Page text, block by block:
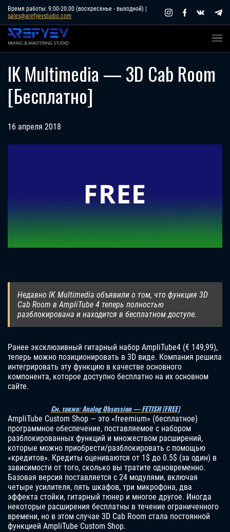
Skip
content
Время работы: 9:00-20:00 (воскресенье - выходной) |
sales@arefyevstudio.com
IK Multimedia — 3D Cab Room
[Бесплатно]
16 апреля 2018
Недавно IK Multimedia объявили о том, что функция 3D
Cab Room в AmpliTube 4 теперь полностью
разблокирована и находится в бесплатном доступе.
Ранее эксклюзивный гитарный набор AmpliTube4 (€ 149,99),
теперь можно позиционировать в 3D виде. Компания решила
интегрировать эту функцию в качестве основного
компонента, которое доступно бесплатно на их основном
сайте.
См. также: Analog Obsession — FETISH [FREE]
AmpliTube Custom Shop — это «freemium» (бесплатное)
программное обеспечение, поставляемое с набором
разблокированных функций и множеством расширений,
которые можно приобрести/разблокировать с помощью
«кредитов». Кредиты оцениваются от 1$ до 0.5$ (за один) в
зависимости от того, сколько вы тратите одновременно.
Базовая версия поставляется с 24 модулями, включая
четыре усилителя, пять шкафов, три микрофона, два
эффекта стойки, гитарный тюнер и многое другое. Иногда
некоторые расширения бесплатны в течение ограниченного
времени, но в этом случае 3D Cab Room стала постоянной
функцией AmpliTube Custom Shop.